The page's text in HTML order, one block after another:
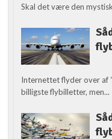
Skal det være den
Internettet flyder over af
billigste flybilletter, men...